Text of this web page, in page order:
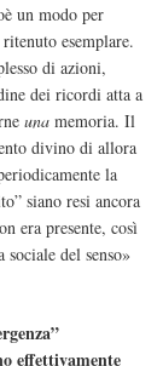
un modo per
esemplare.
di azioni,
dei ricordi atta a
una memoria. Il
divino di allora
la
siano resi ancora
era presente, così
del senso»
effettivamente